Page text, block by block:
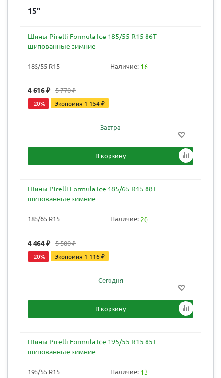
15''
Шины Pirelli Formula Ice 185/55 R15 86T
шипованные зимние
185/55 R15 Наличие: 16
4 616₽ 5 770₽
-20% Экономия 1 154₽
Завтра
В корзину
Шины Pirelli Formula Ice 185/65 R15 88T
шипованные зимние
185/65 R15 Наличие: 20
4 464₽ 5 580₽
-20% Экономия 1 116₽
Сегодня
В корзину
Шины Pirelli Formula Ice 195/55 R15 85T
шипованные зимние
195/55 R15 Наличие: 13